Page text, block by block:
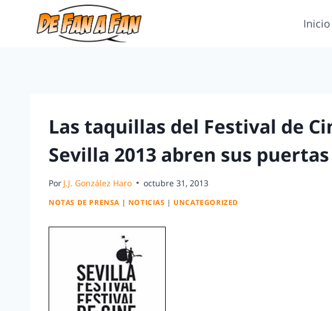
Inicio
Las taquillas del Festival de
Sevilla 2013 abren sus puertas
Por J.J. González Haro octubre 31, 2013
NOTAS DE PRENSA | NOTICIAS | UNCATEGORIZED